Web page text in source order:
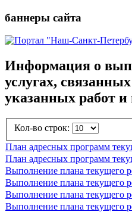
баннеры сайта
Информация о
услугах,
указанных работ и
Кол-во строк:
План адресных программ
План адресных программ
Выполнение плана текущего
Выполнение плана текущего
Выполнение плана текущего
Выполнение плана текущего